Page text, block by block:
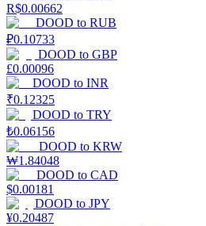
การล็อค BTR
การลงทุนพิเศษสำหรับผู้ถือ BTR
R$0.00662
DOOD to RUB
₽0.10733
DOOD to GBP
£0.00096
DOOD to INR
₹0.12325
DOOD to TRY
₺0.06156
DOOD to KRW
₩1.84048
DOOD to CAD
$0.00181
DOOD to JPY
¥0.20487